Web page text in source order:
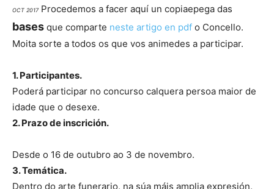
OCT 2017Procedemos a facer aquí un copiaepega das
bases que comparte neste artigo en pdf o Concello.
Moita sorte a todos os que vos animedes a participar.
1. Participantes.
Poderá participar no concurso calquera persoa maior de
idade que o desexe.
2. Prazo de inscrición.
Desde o 16 de outubro ao 3 de novembro.
3. Temática.
Dentro do arte funerario, na súa máis amplia expresión,